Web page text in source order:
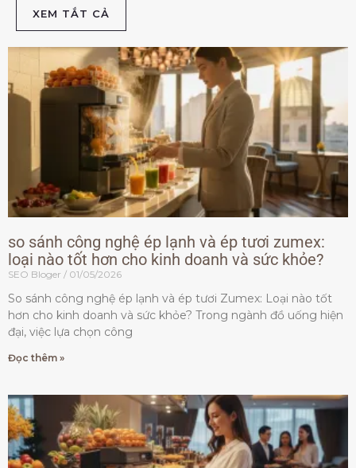
XEM TẮT CẢ
so sánh công nghệ ép lạnh và ép tươi zumex:
loại nào tốt hơn cho kinh doanh và sức khỏe?
SEO Bloger 01/05/2026
So sánh công nghệ ép lạnh và ép tươi Zumex: Loại nào tốt
hơn cho kinh doanh và sức khỏe? Trong ngành đồ uống hiện
đại, việc lựa chọn công
Đọc thêm »